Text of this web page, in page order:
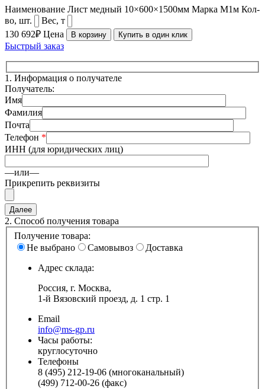
Наименование Лист медный 10×600×1500мм Марка М1м Кол-
во, шт.
Вес, т
130 692₽ Цена В корзину Купить в один клик
Быстрый заказ
1. Информация о получателе
Получатель:
Имя
Фамилия
Почта
Телефон *
ИНН (для юридических лиц)
—или—
Прикрепить реквизиты
2. Способ получения товара
Получение товара:
Не выбрано
Самовывоз
Доставка
Адрес склада:
Россия, г. Москва,
1-й Вязовский проезд, д. 1 стр. 1
Email
info@ms-gp.ru
Часы работы:
круглосуточно
Телефоны
8 (495) 212-19-06 (многоканальный)
(499) 712-00-26 (факс)